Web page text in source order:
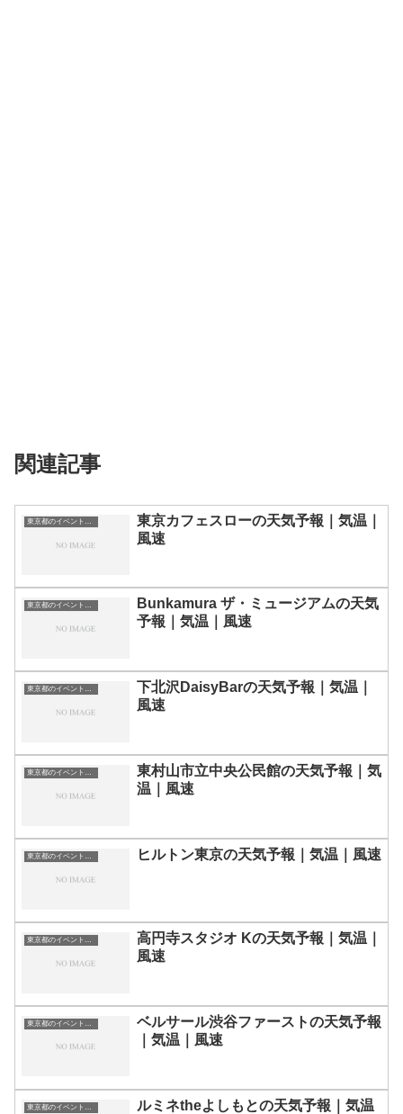
関連記事
東京都のイベント会場一覧
東京カフェスローの天気予報｜気温｜
風速
東京都のイベント会場一覧
Bunkamura ザ・ミュージアムの天気
予報｜気温｜風速
東京都のイベント会場一覧
下北沢DaisyBarの天気予報｜気温｜
風速
東京都のイベント会場一覧
東村山市立中央公民館の天気予報｜気
温｜風速
東京都のイベント会場一覧 ヒルトン東京の天気予報｜気温｜風速
東京都のイベント会場一覧
高円寺スタジオ Kの天気予報｜気温｜
風速
東京都のイベント会場一覧
ベルサール渋谷ファーストの天気予報
｜気温｜風速
ルミネtheよしもとの天気予報｜気温